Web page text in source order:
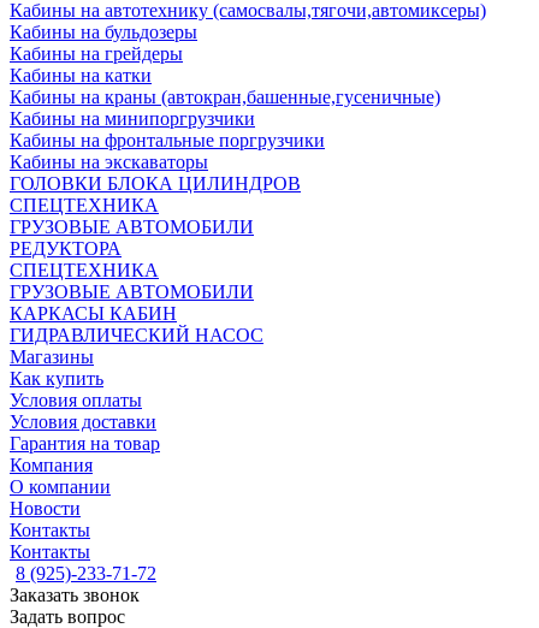
Кабины на автотехнику (самосвалы,тягочи,автомиксеры)
Кабины на бульдозеры
Кабины на грейдеры
Кабины на катки
Кабины на краны (автокран,башенные,гусеничные)
Кабины на минипоргрузчики
Кабины на фронтальные поргрузчики
Кабины на экскаваторы
ГОЛОВКИ БЛОКА ЦИЛИНДРОВ
СПЕЦТЕХНИКА
ГРУЗОВЫЕ АВТОМОБИЛИ
РЕДУКТОРА
СПЕЦТЕХНИКА
ГРУЗОВЫЕ АВТОМОБИЛИ
КАРКАСЫ КАБИН
ГИДРАВЛИЧЕСКИЙ НАСОС
Магазины
Как купить
Условия оплаты
Условия доставки
Гарантия на товар
Компания
О компании
Новости
Контакты
Контакты
8 (925)-233-71-72
Заказать звонок
Задать вопрос